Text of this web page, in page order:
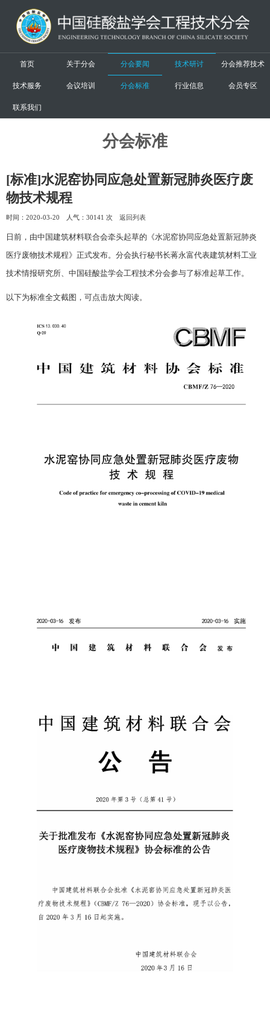
首页 关于分会 分会要闻 技术研讨 分会推荐技术
技术服务 会议培训 分会标准 行业信息 会员专区
联系我们
分会标准
[标准]水泥窑协同应急处置新冠肺炎医疗废
物技术规程
时间：2020-03-20 人气： 30141 次 返回列表
日前，由中国建筑材料联合会牵头起草的《水泥窑协同应急处置新冠肺炎
医疗废物技术规程》正式发布。分会执行秘书长蒋永富代表建筑材料工业
技术情报研究所、中国硅酸盐学会工程技术分会参与了标准起草工作。
以下为标准全文截图，可点击放大阅读。